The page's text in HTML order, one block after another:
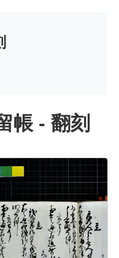
帳 - 翻刻